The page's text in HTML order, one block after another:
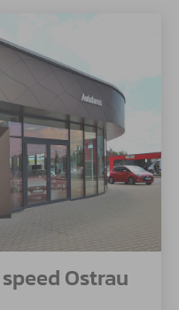
Ostrau